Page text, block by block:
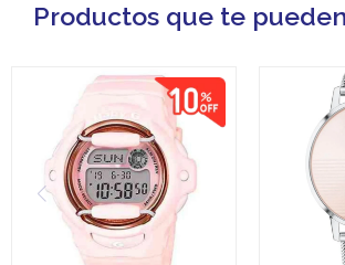
Productos que te